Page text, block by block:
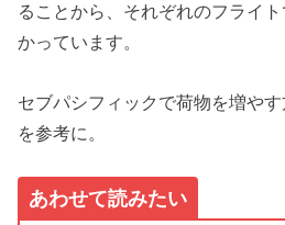
ることから、それぞれのフライ
かっています。
セブパシフィックで荷物を増や
を参考に。
あわせて読みたい